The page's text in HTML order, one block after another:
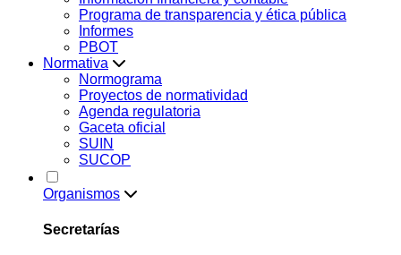
Programa de transparencia y ética pública
Informes
PBOT
Normativa
Normograma
Proyectos de normatividad
Agenda regulatoria
Gaceta oficial
SUIN
SUCOP
Organismos
Secretarías